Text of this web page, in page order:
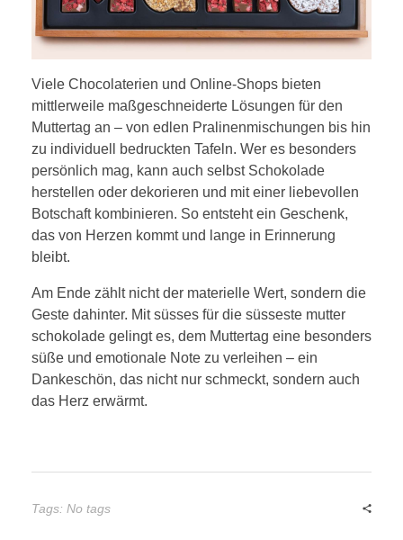
Viele Chocolaterien und Online-Shops bieten
mittlerweile maßgeschneiderte Lösungen für den
Muttertag an – von edlen Pralinenmischungen bis hin
zu individuell bedruckten Tafeln. Wer es besonders
persönlich mag, kann auch selbst Schokolade
herstellen oder dekorieren und mit einer liebevollen
Botschaft kombinieren. So entsteht ein Geschenk,
das von Herzen kommt und lange in Erinnerung
bleibt.
Am Ende zählt nicht der materielle Wert, sondern die
Geste dahinter. Mit süsses für die süsseste mutter
schokolade gelingt es, dem Muttertag eine besonders
süße und emotionale Note zu verleihen – ein
Dankeschön, das nicht nur schmeckt, sondern auch
das Herz erwärmt.
Tags: No tags